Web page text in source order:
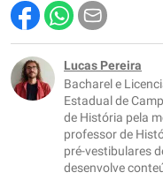
Este conteúdo
Este conteúdo não
Outro
Lucas Pereira
Bacharel e
Estadual de
de História pela
professor de
pré-vestibulares
desenvolve